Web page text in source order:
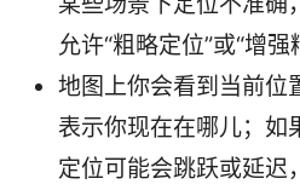
允许“粗略定位”或“增强
地图上你会看到当前位
表示你现在在哪儿；如
定位可能会跳跃或延迟